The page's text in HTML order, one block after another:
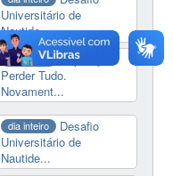
Universitário de
Nautide...
dia inteiro
Exposição:
Perder Tudo.
Novament...
dia inteiro
Desafio
Universitário de
Nautide...